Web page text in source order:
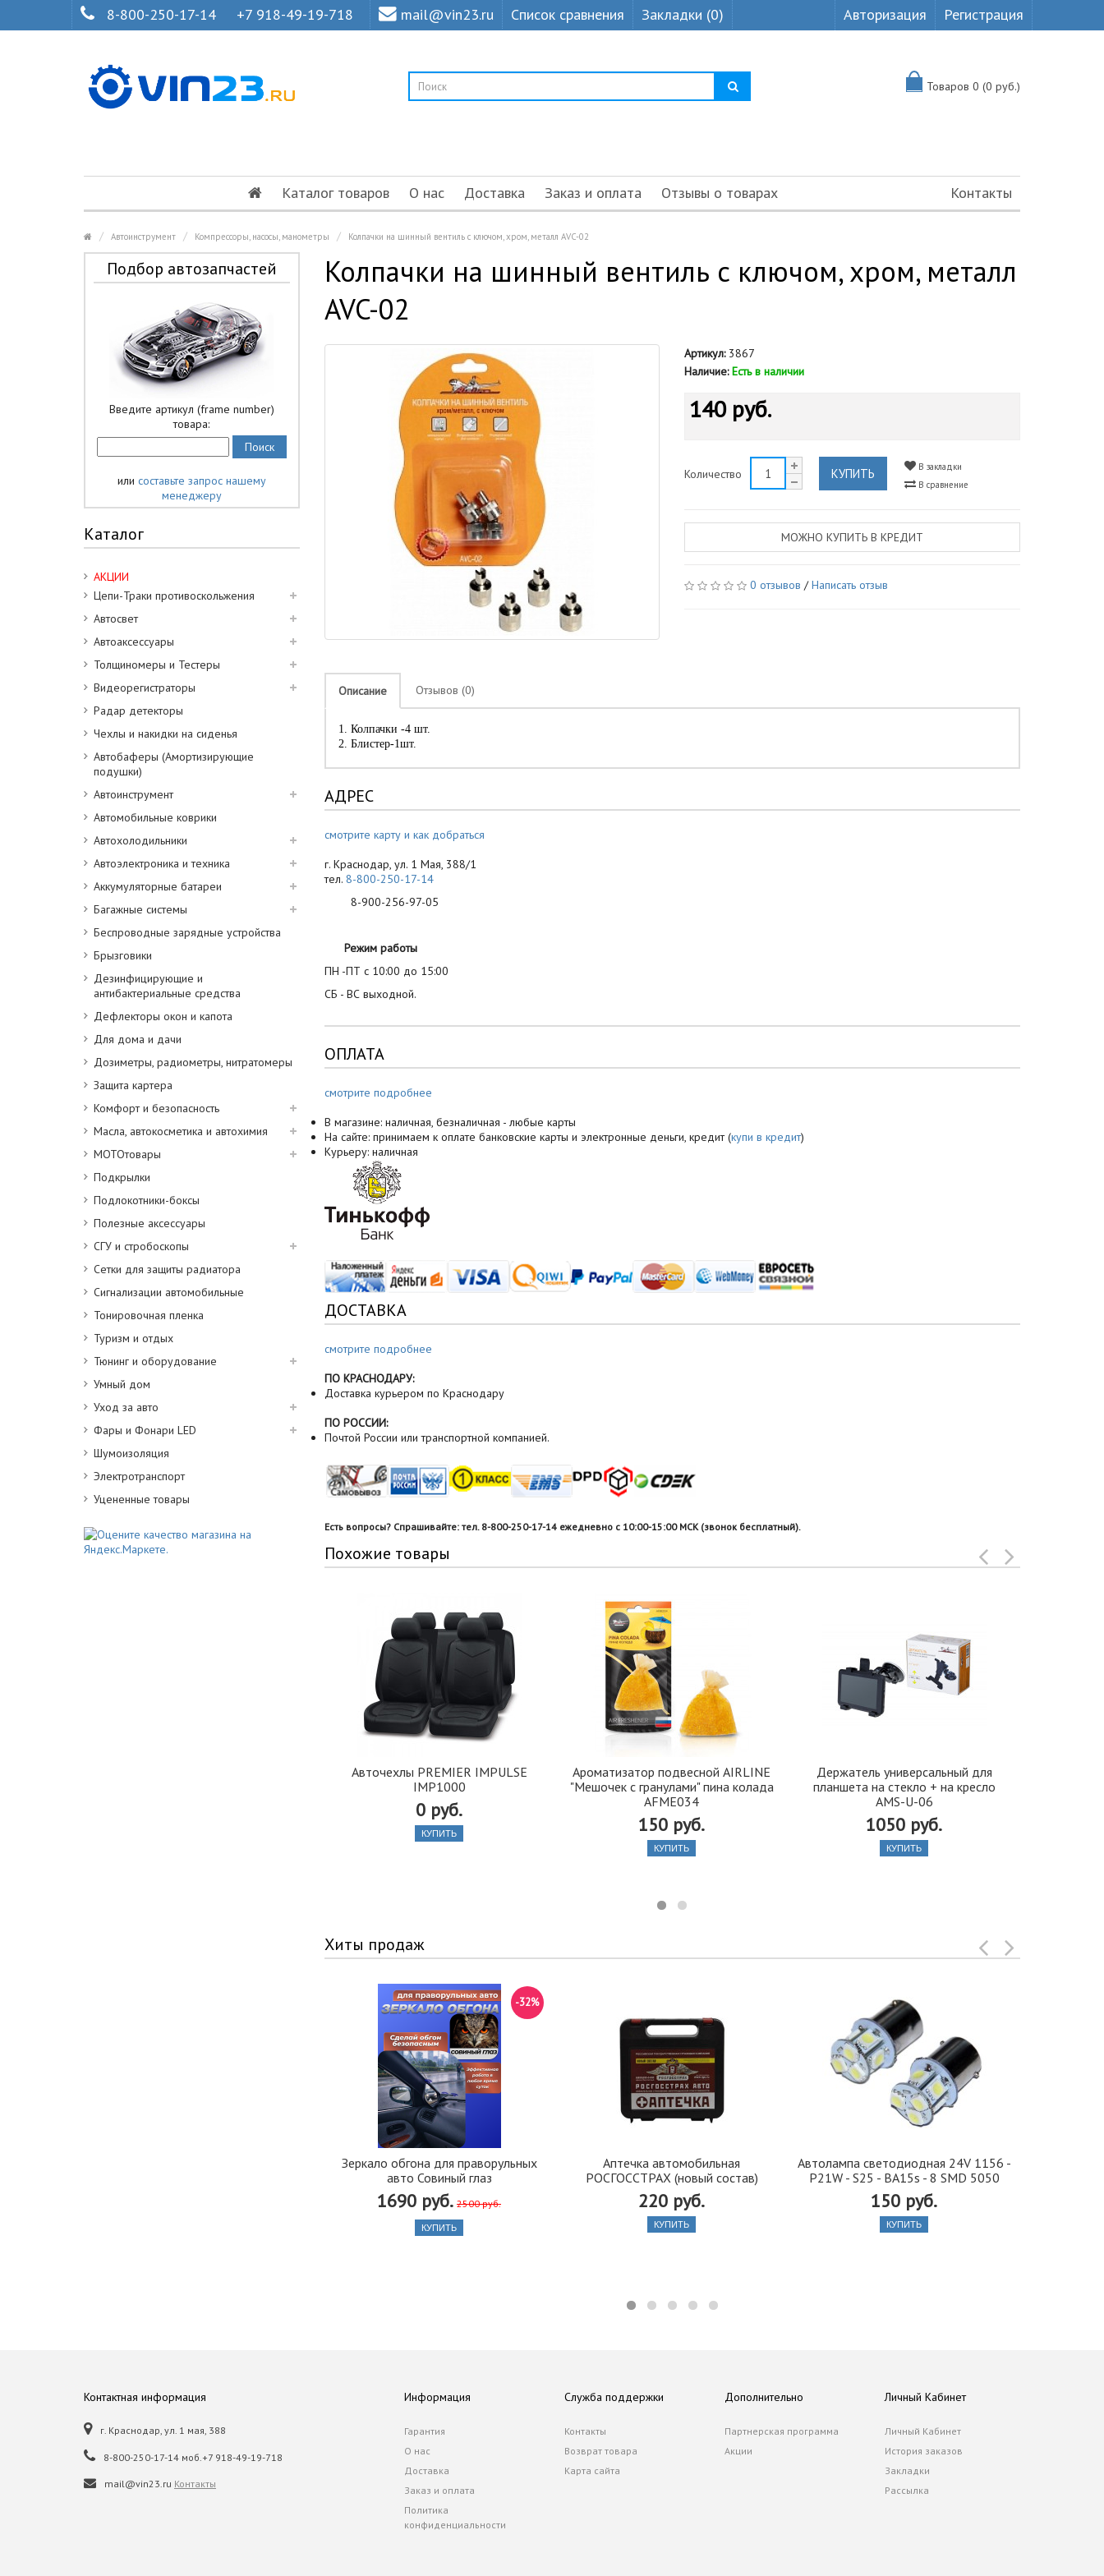
8-800-250-17-14 +7 918-49-19-718 mail@vin23.ru Список сравнения Закладки (0) Авторизация Регистрация
Товаров 0 (0 руб.)
Каталог товаров О нас Доставка Заказ и оплата Отзывы о товарах Контакты
Автоинструмент Компрессоры, насосы, манометры Колпачки на шинный вентиль с ключом, хром, металл AVC-02
Подбор автозапчастей
Введите артикул (frame number)
товара:
или составьте запрос нашему
менеджеру
Каталог
АКЦИИ
Цепи-Траки противоскольжения
Автосвет
Автоаксессуары
Толщиномеры и Тестеры
Видеорегистраторы
Радар детекторы
Чехлы и накидки на сиденья
Автобаферы (Амортизирующие
подушки)
Автоинструмент
Автомобильные коврики
Автохолодильники
Автоэлектроника и техника
Аккумуляторные батареи
Багажные системы
Беспроводные зарядные устройства
Брызговики
Дезинфицирующие и
антибактериальные средства
Дефлекторы окон и капота
Для дома и дачи
Дозиметры, радиометры, нитратомеры
Защита картера
Комфорт и безопасность
Масла, автокосметика и автохимия
МОТОтовары
Подкрылки
Подлокотники-боксы
Полезные аксессуары
СГУ и стробоскопы
Сетки для защиты радиатора
Сигнализации автомобильные
Тонировочная пленка
Туризм и отдых
Тюнинг и оборудование
Умный дом
Уход за авто
Фары и Фонари LED
Шумоизоляция
Электротранспорт
Уцененные товары
Колпачки на шинный вентиль с ключом, хром, металл
AVC-02
Артикул:3867
Наличие: Есть в наличии
140 руб.
Количество КУПИТЬ
В закладки
В сравнение
МОЖНО КУПИТЬ В КРЕДИТ
0 отзывов /Написать отзыв
Описание Отзывов (0)
1. Колпачки -4 шт.
2. Блистер-1шт.
АДРЕС
смотрите карту и как добраться
г. Краснодар, ул. 1 Мая, 388/1
тел. 8-800-250-17-14
8-900-256-97-05
Режим работы
ПН -ПТ с 10:00 до 15:00
СБ - ВС выходной.
ОПЛАТА
смотрите подробнее
В магазине: наличная, безналичная - любые карты
На сайте: принимаем к оплате банковские карты и электронные деньги, кредит (купи в кредит)
Курьеру: наличная
ДОСТАВКА
смотрите подробнее
ПО КРАСНОДАРУ:
Доставка курьером по Краснодару
ПО РОССИИ:
Почтой России или транспортной компанией.
Есть вопросы? Спрашивайте: тел. 8-800-250-17-14 ежедневно с 10:00-15:00 МСК (звонок бесплатный).
Похожие товары
Авточехлы PREMIER IMPULSE
IMP1000
0 руб.
КУПИТЬ
Ароматизатор подвесной AIRLINE
"Мешочек с гранулами" пина колада
AFME034
150 руб.
КУПИТЬ
Держатель универсальный для
планшета на стекло + на кресло
AMS-U-06
1050 руб.
КУПИТЬ
Хиты продаж
Зеркало обгона для праворульных
авто Совиный глаз
1690 руб. 2500 руб.
-32%
КУПИТЬ
Аптечка автомобильная
РОСГОССТРАХ (новый состав)
220 руб.
КУПИТЬ
Автолампа cветодиодная 24V 1156 -
P21W - S25 - BA15s - 8 SMD 5050
150 руб.
КУПИТЬ
Контактная информация
г. Краснодар, ул. 1 мая, 388
8-800-250-17-14 моб.+7 918-49-19-718
mail@vin23.ru Контакты
Информация
Гарантия
О нас
Доставка
Заказ и оплата
Политика
конфиденциальности
Служба поддержки
Контакты
Возврат товара
Карта сайта
Дополнительно
Партнерская программа
Акции
Личный Кабинет
Личный Кабинет
История заказов
Закладки
Рассылка